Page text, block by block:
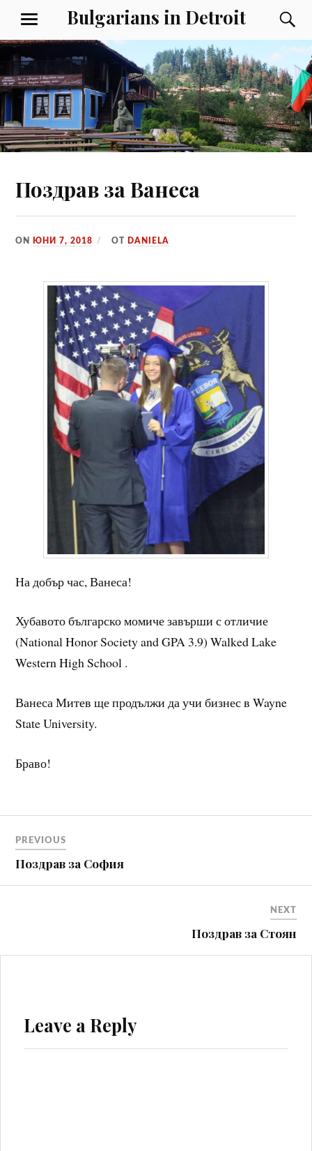
съдържаниетоBulgarians in Detroit
МЕНЮ
Поздрав за Ванеса
ON ЮНИ 7, 2018 ОТ DANIELA
На добър час, Ванеса!
Хубавото българско момиче завърши с отличие
(National Honor Society and GPA 3.9) Walked Lake
Western High School .
Ванеса Митев ще продължи да учи бизнес в Wayne
State University.
Браво!
PREVIOUS
Поздрав за София
NEXT
Поздрав за Стоян
Leave a Reply